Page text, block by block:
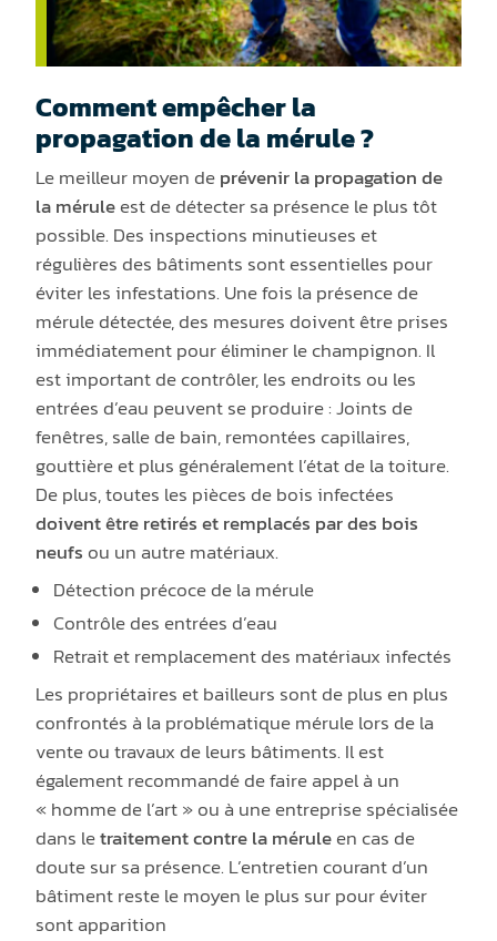
Comment empêcher la
propagation de la mérule ?
Le meilleur moyen deprévenir la propagation de
la méruleest de détecter sa présence le plus tôt
possible. Des inspections minutieuses et
régulières des bâtiments sont essentielles pour
éviter les infestations. Une fois la présence de
mérule détectée, des mesures doivent être prises
immédiatement pour éliminer le champignon. Il
est important de contrôler, les endroits ou les
entrées d’eau peuvent se produire : Joints de
fenêtres, salle de bain, remontées capillaires,
gouttière et plus généralement l’état de la toiture.
De plus, toutes les pièces de bois infectées
doivent être retirés et remplacés par des bois
neufs ou un autre matériaux.
Détection précoce de la mérule
Contrôle des entrées d’eau
Retrait et remplacement des matériaux infectés
Les propriétaires et bailleurs sont de plus en plus
confrontés à la problématique mérule lors de la
vente ou travaux de leurs bâtiments. Il est
également recommandé de faire appel à un
« homme de l’art » ou à une entreprise spécialisée
dans letraitement contre la méruleen cas de
doute sur sa présence. L’entretien courant d’un
bâtiment reste le moyen le plus sur pour éviter
sont apparition